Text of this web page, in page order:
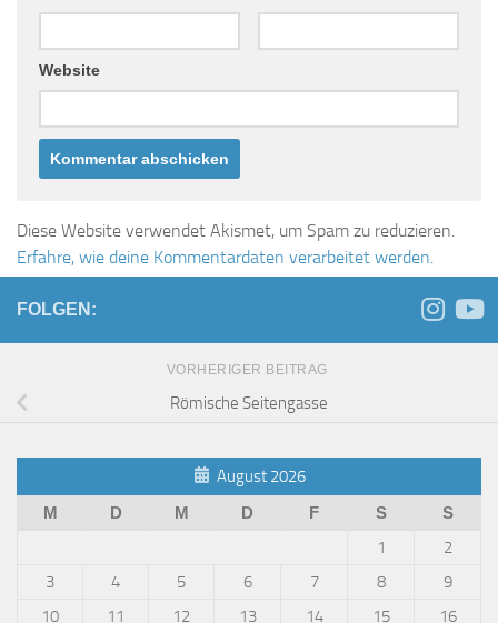
Website
Diese Website verwendet Akismet, um Spam zu reduzieren.
Erfahre, wie deine Kommentardaten verarbeitet werden.
FOLGEN:
VORHERIGER BEITRAG
Römische Seitengasse
August 2026
M D M D F S S
1
2
3
4 5 6 7 8
9
10
11 12 13 14 15 16